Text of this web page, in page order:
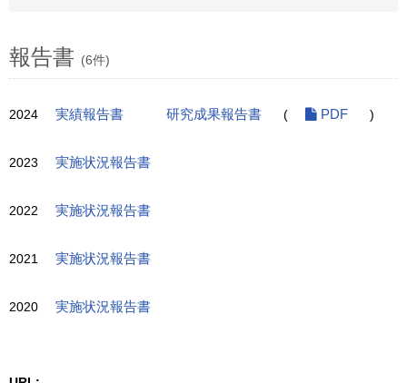
報告書 (6件)
2024 実績報告書 研究成果報告書 ( PDF )
2023 実施状況報告書
2022 実施状況報告書
2021 実施状況報告書
2020 実施状況報告書